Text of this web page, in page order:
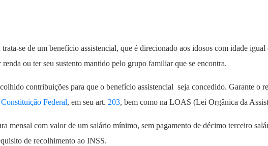
se de um benefício assistencial, que é direcionado aos idosos com idade
ou ter seu sustento mantido pelo grupo familiar que se encontra.
contribuições para que o benefício assistencial seja concedido. Garante o
Constituição Federal, em seu art. 203, bem como na LOAS (Lei Orgânica da
mensal com valor de um salário mínimo, sem pagamento de décimo terceiro
de recolhimento ao INSS.